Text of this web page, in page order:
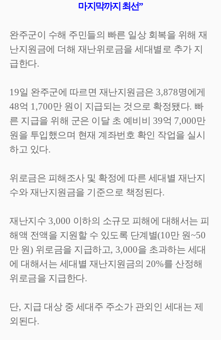
마지막까지 최선”
완주군이 수해 주민들의 빠른 일상 회복을 위해 재
난지원금에 더해 재난위로금을 세대별로 추가 지
급한다.
19일 완주군에 따르면 재난지원금은 3,878명에게
48억 1,700만 원이 지급되는 것으로 확정됐다. 빠
른 지급을 위해 군은 이달 초 예비비 39억 7,000만
원을 투입했으며 현재 계좌번호 확인 작업을 실시
하고 있다.
위로금은 피해조사 및 확정에 따른 세대별 재난지
수와 재난지원금을 기준으로 책정된다.
재난지수 3,000 이하의 소규모 피해에 대해서는 피
해액 전액을 지원할 수 있도록 단계별(10만 원~50
만 원) 위로금을 지급하고, 3,000을 초과하는 세대
에 대해서는 세대별 재난지원금의 20%를 산정해
위로금을 지급한다.
단, 지급 대상 중 세대주 주소가 관외인 세대는 제
외된다.